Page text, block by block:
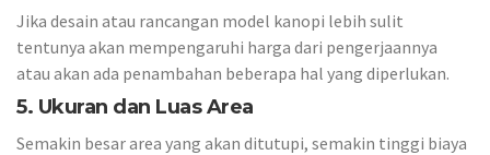
Jika desain atau rancangan model kanopi lebih sulit
tentunya akan mempengaruhi harga dari pengerjaannya
atau akan ada penambahan beberapa hal yang diperlukan.
5. Ukuran dan Luas Area
Semakin besar area yang akan ditutupi, semakin tinggi biaya